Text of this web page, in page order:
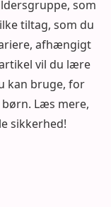
som
tiltag, som du
afhængigt
vil du lære
kan bruge, for
Læs mere,
sikkerhed!